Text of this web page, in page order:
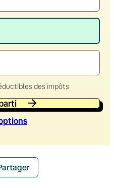
des impôts
s